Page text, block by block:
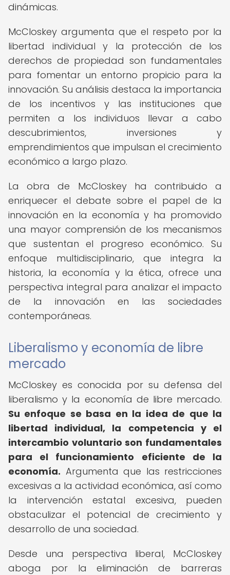
dinámicas.
McCloskey argumenta que el respeto por la
libertad individual y la protección de los
derechos de propiedad son fundamentales
para fomentar un entorno propicio para la
innovación. Su análisis destaca la importancia
de los incentivos y las instituciones que
permiten a los individuos llevar a cabo
descubrimientos, inversiones y
emprendimientos que impulsan el crecimiento
económico a largo plazo.
La obra de McCloskey ha contribuido a
enriquecer el debate sobre el papel de la
innovación en la economía y ha promovido
una mayor comprensión de los mecanismos
que sustentan el progreso económico. Su
enfoque multidisciplinario, que integra la
historia, la economía y la ética, ofrece una
perspectiva integral para analizar el impacto
de la innovación en las sociedades
contemporáneas.
Liberalismo y economía de libre
mercado
McCloskey es conocida por su defensa del
liberalismo y la economía de libre mercado.
Su enfoque se basa en la idea de que la
libertad individual, la competencia y el
intercambio voluntario son fundamentales
para el funcionamiento eficiente de la
economía. Argumenta que las restricciones
excesivas a la actividad económica, así como
la intervención estatal excesiva, pueden
obstaculizar el potencial de crecimiento y
desarrollo de una sociedad.
Desde una perspectiva liberal, McCloskey
aboga por la eliminación de barreras